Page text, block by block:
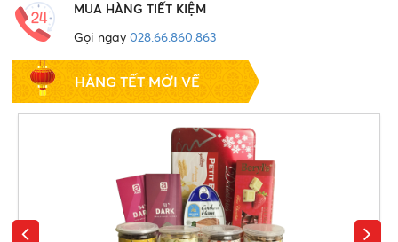
MUA HÀNG TIẾT KIỆM
Gọi ngay 028.66.860.863
HÀNG TẾT MỚI VỀ